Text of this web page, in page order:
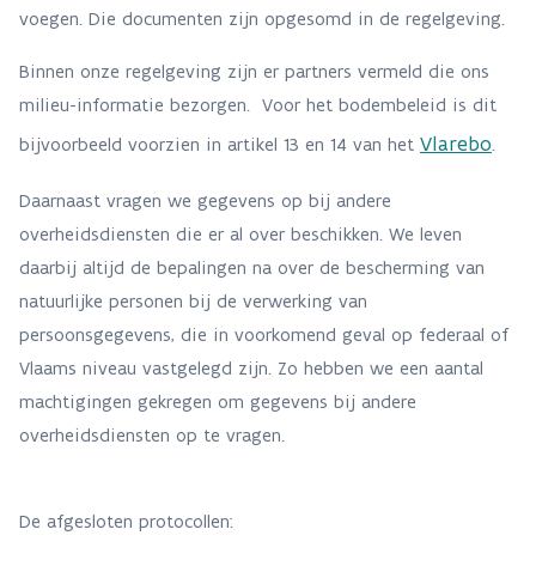
voegen. Die documenten zijn opgesomd in de regelgeving.
Binnen onze regelgeving zijn er partners vermeld die ons
milieu-informatie bezorgen. Voor het bodembeleid is dit
bijvoorbeeld voorzien in artikel 13 en 14 van het Vlarebo.
Daarnaast vragen we gegevens op bij andere
overheidsdiensten die er al over beschikken. We leven
daarbij altijd de bepalingen na over de bescherming van
natuurlijke personen bij de verwerking van
persoonsgegevens, die in voorkomend geval op federaal of
Vlaams niveau vastgelegd zijn. Zo hebben we een aantal
machtigingen gekregen om gegevens bij andere
overheidsdiensten op te vragen.
De afgesloten protocollen: